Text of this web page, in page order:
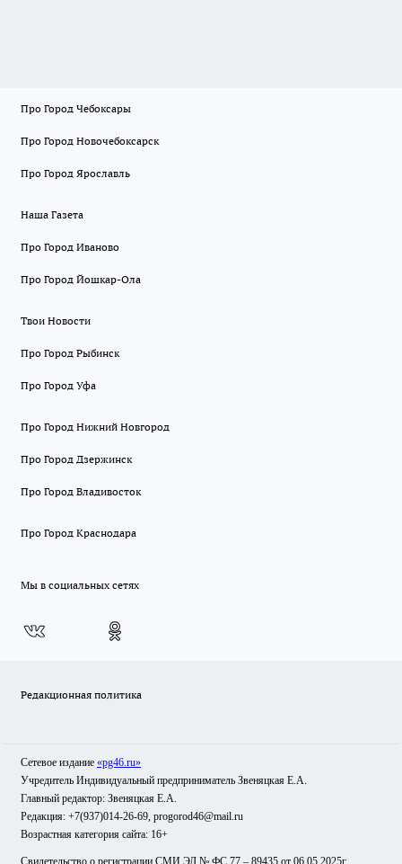
Про Город Чебоксары
Про Город Новочебоксарск
Про Город Ярославль
Наша Газета
Про Город Иваново
Про Город Йошкар-Ола
Твои Новости
Про Город Рыбинск
Про Город Уфа
Про Город Нижний Новгород
Про Город Дзержинск
Про Город Владивосток
Про Город Краснодара
Мы в социальных сетях
Редакционная политика
Сетевое издание «pg46.ru»
Учредитель Индивидуальный предприниматель Звеняцкая Е.А.
Главный редактор: Звеняцкая Е.А.
Редакция: +7(937)014-26-69, progorod46@mail.ru
Возрастная категория сайта: 16+
Свидетельство о регистрации СМИ ЭЛ № ФС 77 – 89435 от 06.05.2025г.